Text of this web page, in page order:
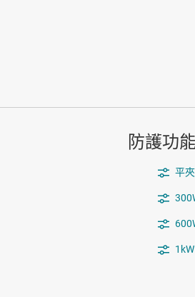
防護功
平